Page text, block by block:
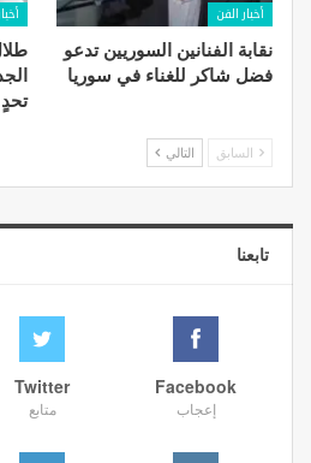
أخبار الفن
نقابة الفنانين السوريين تدعو
فضل شاكر للغناء في سوريا
السابق التالي
تابعنا
Facebook
إعجاب
Twitter
متابع